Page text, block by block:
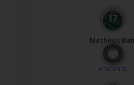
Matheus
Nº
17
ATACANTE